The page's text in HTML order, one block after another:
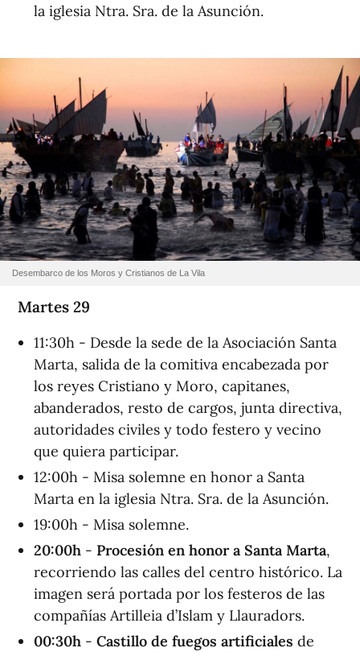
la iglesia Ntra. Sra. de la Asunción.
Desembarco de los Moros y Cristianos de La Vila
Martes 29
11:30h - Desde la sede de la Asociación Santa
Marta, salida de la comitiva encabezada por
los reyes Cristiano y Moro, capitanes,
abanderados, resto de cargos, junta directiva,
autoridades civiles y todo festero y vecino
que quiera participar.
12:00h - Misa solemne en honor a Santa
Marta en la iglesia Ntra. Sra. de la Asunción.
19:00h - Misa solemne.
20:00h - Procesión en honor a Santa Marta,
recorriendo las calles del centro histórico. La
imagen será portada por los festeros de las
compañías Artilleia d’Islam y Llauradors.
00:30h - Castillo de fuegos artificiales de